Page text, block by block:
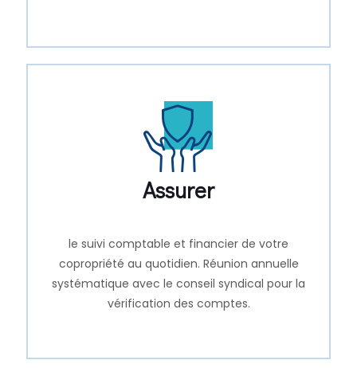
Assurer
le suivi comptable et financier de votre
copropriété au quotidien. Réunion annuelle
systématique avec le conseil syndical pour la
vérification des comptes.